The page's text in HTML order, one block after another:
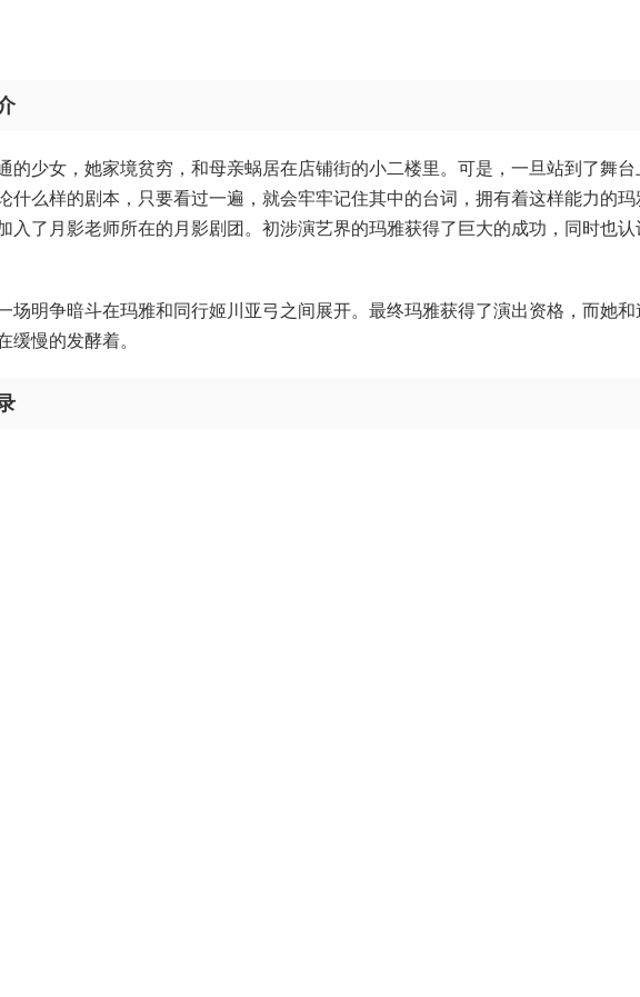
的少女，她家境贫穷，和母亲蜗居在店铺街的小二楼里。可是，一旦站到了舞台
什么样的剧本，只要看过一遍，就会牢牢记住其中的台词，拥有着这样能力的玛
入了月影老师所在的月影剧团。初涉演艺界的玛雅获得了巨大的成功，同时也认
场明争暗斗在玛雅和同行姬川亚弓之间展开。最终玛雅获得了演出资格，而她和
慢的发酵着。